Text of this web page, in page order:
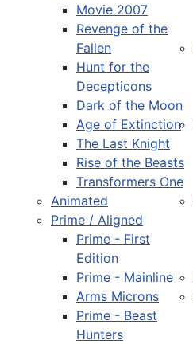
Movie 2007
Revenge of the
Fallen
Hunt for the
Decepticons
Dark of the Moon
Age of Extinction
The Last Knight
Rise of the Beasts
Transformers One
Animated
Prime / Aligned
Prime - First
Edition
Prime - Mainline
Arms Microns
Prime - Beast
Hunters